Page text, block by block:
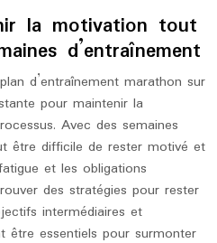
la motivation tout
d’entraînement
d’entraînement marathon sur
pour maintenir la
Avec des semaines
être difficile de rester motivé et
et les obligations
des stratégies pour rester
intermédiaires et
être essentiels pour surmonter